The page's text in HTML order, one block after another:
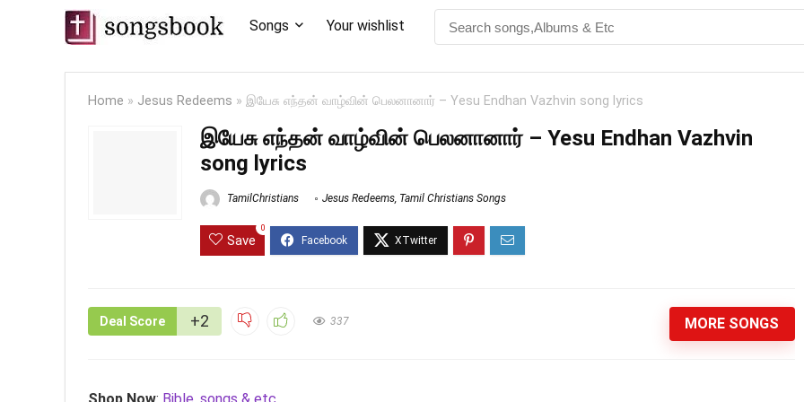
Songs Your wishlist
Home » Jesus Redeems » இயேசு எந்தன் வாழ்வின் பெலனானார் – Yesu Endhan Vazhvin song lyrics
இயேசு எந்தன் வாழ்வின் பெலனானார் – Yesu Endhan Vazhvin
song lyrics
TamilChristians Jesus Redeems, Tamil Christians Songs
Save
0
Deal Score +2 337 MORE SONGS